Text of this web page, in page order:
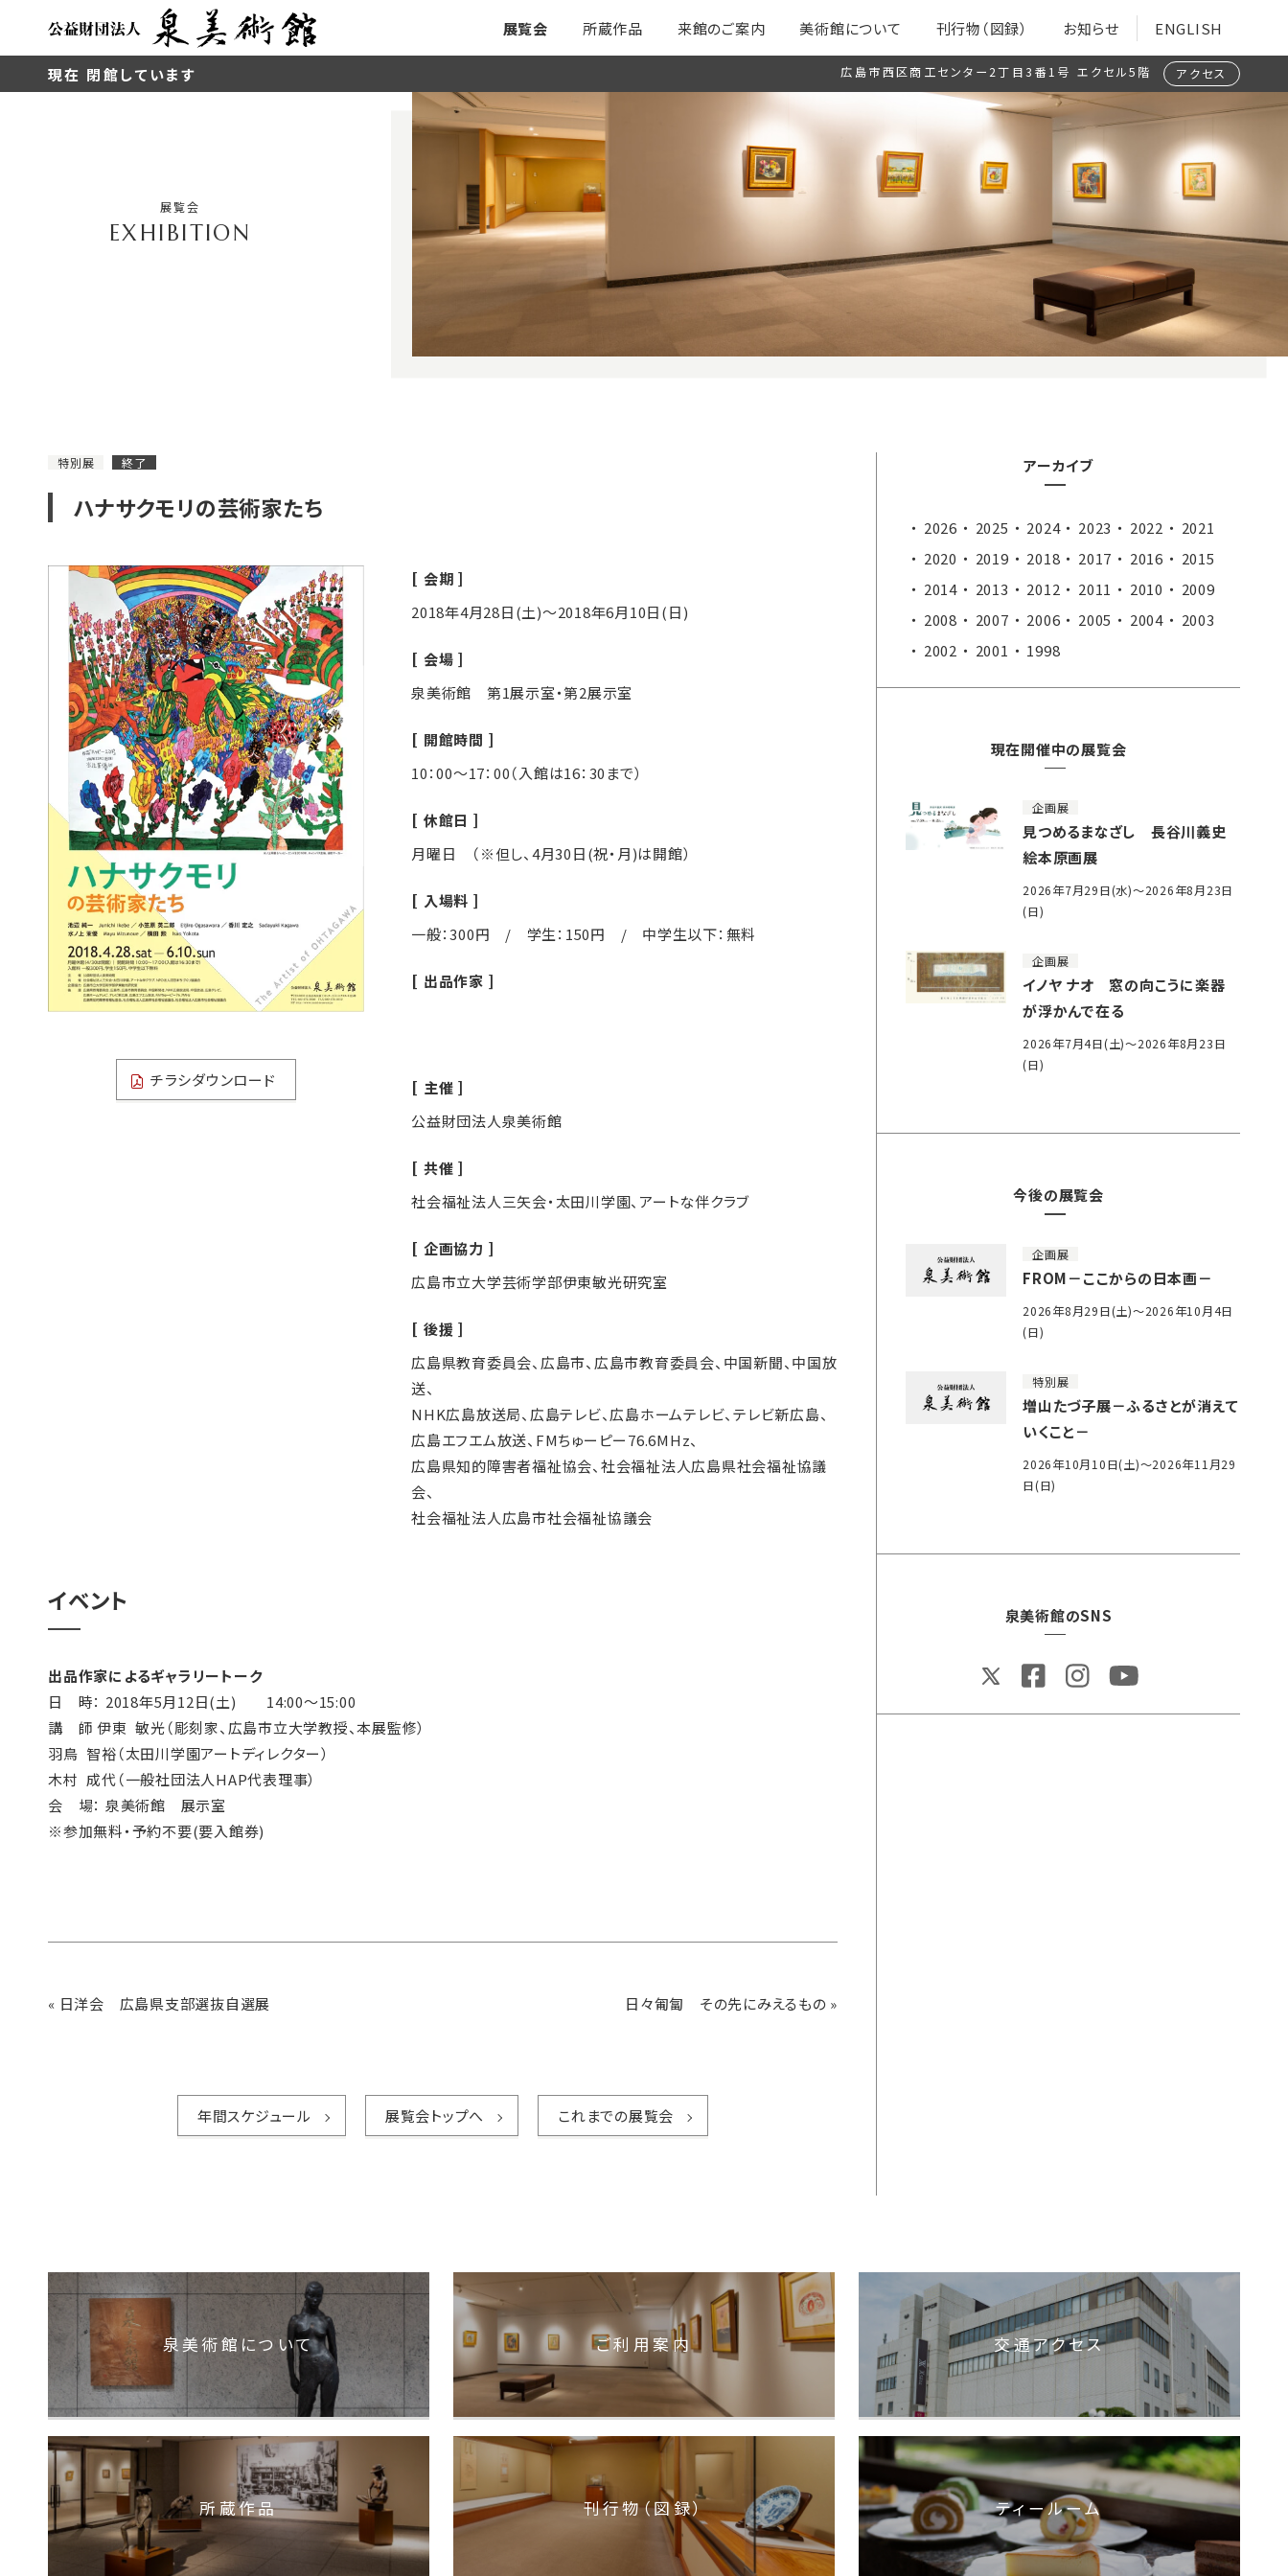
展覧会 所蔵作品 来館のご案内 美術館について 刊行物（図録） お知らせ ENGLISH
現在 閉館しています 広島市西区商工センター2丁目3番1号 エクセル5階 アクセス
展覧会
特別展 終了
ハナサクモリの芸術家たち
チラシダウンロード
会期
2018年4月28日(土)～2018年6月10日(日)
会場
泉美術館 第1展示室・第2展示室
開館時間
10：00～17：00（入館は16：30まで）
休館日
月曜日 （※但し、4月30日(祝・月)は開館）
入場料
一般：300円 / 学生：150円 / 中学生以下：無料
出品作家
主催
公益財団法人泉美術館
共催
社会福祉法人三矢会・太田川学園、アートな伴クラブ
企画協力
広島市立大学芸術学部伊東敏光研究室
後援
広島県教育委員会、広島市、広島市教育委員会、中国新聞、中国放
送、
NHK広島放送局、広島テレビ、広島ホームテレビ、テレビ新広島、
広島エフエム放送、FMちゅーピー76.6MHz、
広島県知的障害者福祉協会、社会福祉法人広島県社会福祉協議
会、
社会福祉法人広島市社会福祉協議会
イベント
出品作家によるギャラリートーク
日 時： 2018年5月12日(土) 14:00～15:00
講 師 伊東 敏光（彫刻家、広島市立大学教授、本展監修）
羽鳥 智裕（太田川学園アートディレクター）
木村 成代（一般社団法人HAP代表理事）
会 場： 泉美術館 展示室
※参加無料・予約不要(要入館券)
« 日洋会 広島県支部選抜自選展 日々匍匐 その先にみえるもの »
年間スケジュール 展覧会トップへ これまでの展覧会
アーカイブ
2026 2025 2024 2023 2022
2021
2020
2019 2018 2017 2016
2015
2014
2013 2012 2011 2010
2009
2008
2007 2006 2005 2004
2003
2002
2001 1998
現在開催中の展覧会
企画展
見つめるまなざし 長谷川義史
絵本原画展
2026年7月29日(水)～2026年8月23日
(日)
企画展
イノヤ ナオ 窓の向こうに楽器
が浮かんで在る
2026年7月4日(土)～2026年8月23日
(日)
今後の展覧会
企画展
FROM－ここからの日本画－
2026年8月29日(土)～2026年10月4日
(日)
特別展
増山たづ子展－ふるさとが消えて
いくこと－
2026年10月10日(土)～2026年11月29
日(日)
泉美術館のSNS
泉美術館について ご利用案内 交通アクセス
所蔵作品 刊行物（図録） ティールーム